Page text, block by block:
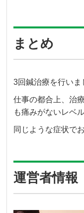
まとめ
3回鍼治療を行いま
仕事の都合上、治
も痛みがないレベ
同じような症状で
運営者情報